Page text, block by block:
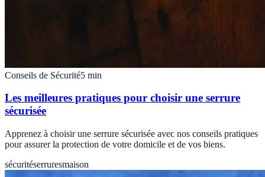
Conseils de Sécurité5 min
Les meilleures pratiques pour choisir une serrure
sécurisée
Apprenez à choisir une serrure sécurisée avec nos conseils pratiques
pour assurer la protection de votre domicile et de vos biens.
sécuritéserruresmaison